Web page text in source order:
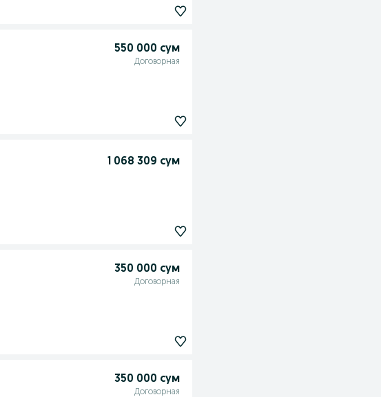
550 000 сум
Договорная
1 068 309 сум
350 000 сум
Договорная
350 000 сум
Договорная